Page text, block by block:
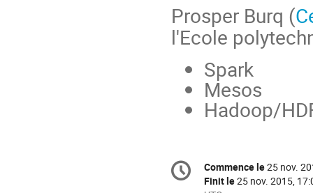
Prosper Burq (
l'Ecole
Spark
Mesos
Hadoop/
Information
de
Date/Heure
Commence le25 nov.
Finit le25 nov. 2015,